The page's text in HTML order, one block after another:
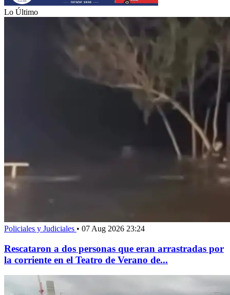
Lo Último
Policiales y Judiciales • 07 Aug 2026 23:24
Rescataron a dos personas que eran arrastradas por
la corriente en el Teatro de Verano de...